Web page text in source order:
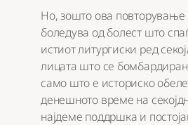
Но, зошто ова повторување
боледува од болест што
истиот литургиски ред
лицата што се
само што е историско
денешното време на
најдеме поддршка и